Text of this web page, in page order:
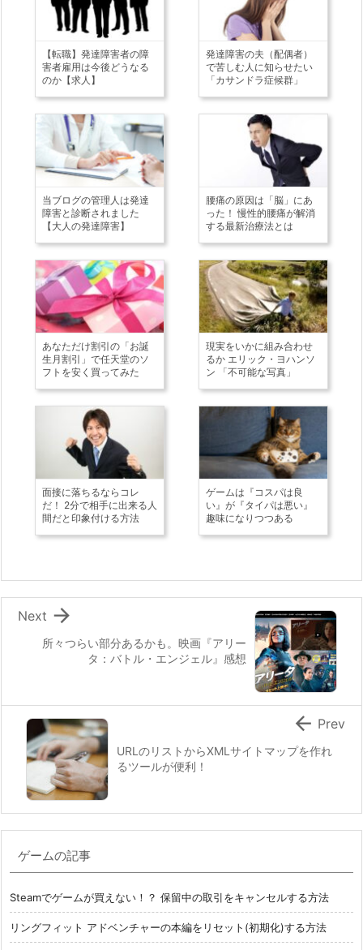
【転職】発達障害者の障
害者雇用は今後どうなる
のか【求人】
発達障害の夫（配偶者）
で苦しむ人に知らせたい
「カサンドラ症候群」
当ブログの管理人は発達
障害と診断されました
【大人の発達障害】
腰痛の原因は「脳」にあ
った！ 慢性的腰痛が解消
する最新治療法とは
あなただけ割引の「お誕
生月割引」で任天堂のソ
フトを安く買ってみた
現実をいかに組み合わせ
るか エリック・ヨハンソ
ン 「不可能な写真」
面接に落ちるならコレ
だ！ 2分で相手に出来る人
間だと印象付ける方法
ゲームは『コスパは良
い』が『タイパは悪い』
趣味になりつつある
所々つらい部分あるかも。映画『アリー
タ：バトル・エンジェル』感想

Next
URLのリストからXMLサイトマップを作れ
るツールが便利！
 Prev
ゲームの記事
Steamでゲームが買えない！？ 保留中の取引をキャンセルする方法
リングフィット アドベンチャーの本編をリセット(初期化)する方法